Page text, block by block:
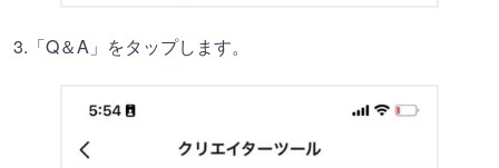
3.「Q＆A」をタップします。